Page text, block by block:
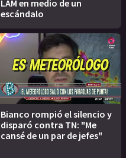
LAM en medio de un
escándalo
Bianco rompió el silencio y
disparó contra TN: "Me
cansé de un par de jefes"